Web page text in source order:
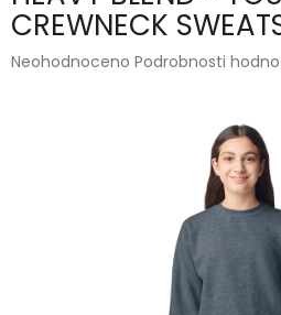
CREWNECK
Průměrné
Neohodnoceno Podrobnosti